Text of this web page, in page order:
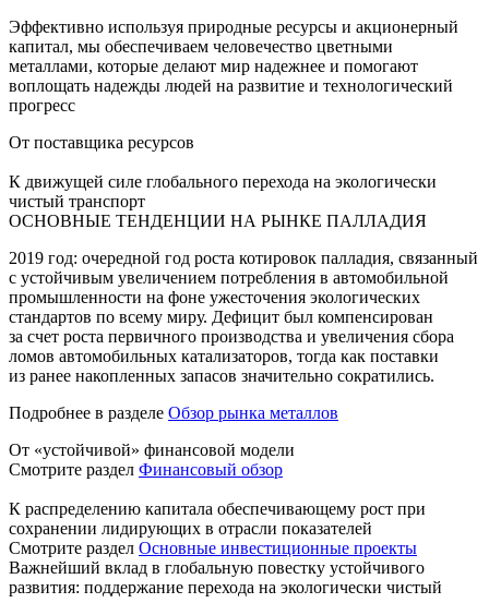
Эффективно используя природные ресурсы и акционерный
капитал, мы обеспечиваем человечество цветными
металлами, которые делают мир надежнее и помогают
воплощать надежды людей на развитие и технологический
прогресс
От поставщика ресурсов
К движущей силе глобального перехода на экологически
чистый транспорт
ОСНОВНЫЕ ТЕНДЕНЦИИ НА РЫНКЕ ПАЛЛАДИЯ
2019 год: очередной год роста котировок палладия, связанный
с устойчивым увеличением потребления в автомобильной
промышленности на фоне ужесточения экологических
стандартов по всему миру. Дефицит был компенсирован
за счет роста первичного производства и увеличения сбора
ломов автомобильных катализаторов, тогда как поставки
из ранее накопленных запасов значительно сократились.
Подробнее в разделе Обзор рынка металлов
От «устойчивой» финансовой модели
Смотрите раздел Финансовый обзор
К распределению капитала обеспечивающему рост при
сохранении лидирующих в отрасли показателей
Смотрите раздел Основные инвестиционные проекты
Важнейший вклад в глобальную повестку устойчивого
развития: поддержание перехода на экологически чистый